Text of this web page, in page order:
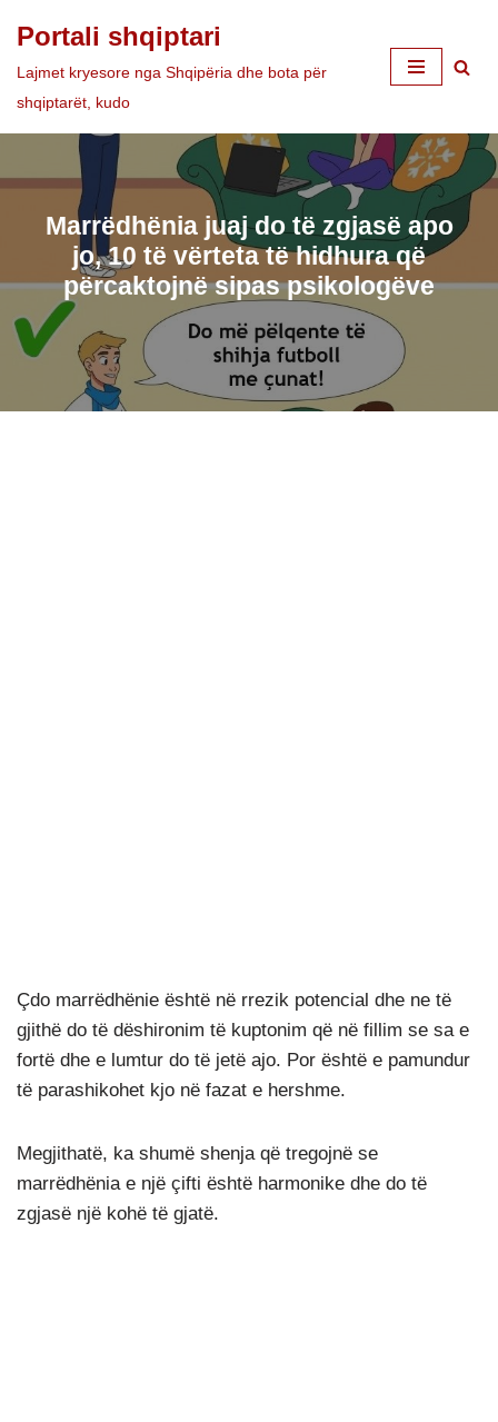
Skip
to
Portali shqiptari
Lajmet kryesore nga Shqipëria dhe bota për
shqiptarët, kudo
Marrëdhënia juaj do të zgjasë apo
jo, 10 të vërteta të hidhura që
përcaktojnë sipas psikologëve
Çdo marrëdhënie është në rrezik potencial dhe ne të
gjithë do të dëshironim të kuptonim që në fillim se sa e
fortë dhe e lumtur do të jetë ajo. Por është e pamundur
të parashikohet kjo në fazat e hershme.
Megjithatë, ka shumë shenja që tregojnë se
marrëdhënia e një çifti është harmonike dhe do të
zgjasë një kohë të gjatë.